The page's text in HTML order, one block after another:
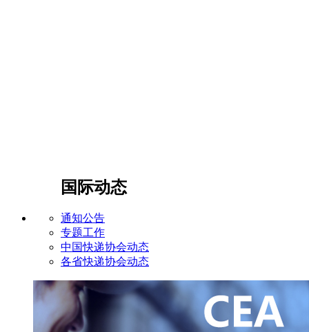
国际动态
通知公告
专题工作
中国快递协会动态
各省快递协会动态